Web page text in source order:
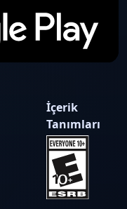
İçerik
Tanımları